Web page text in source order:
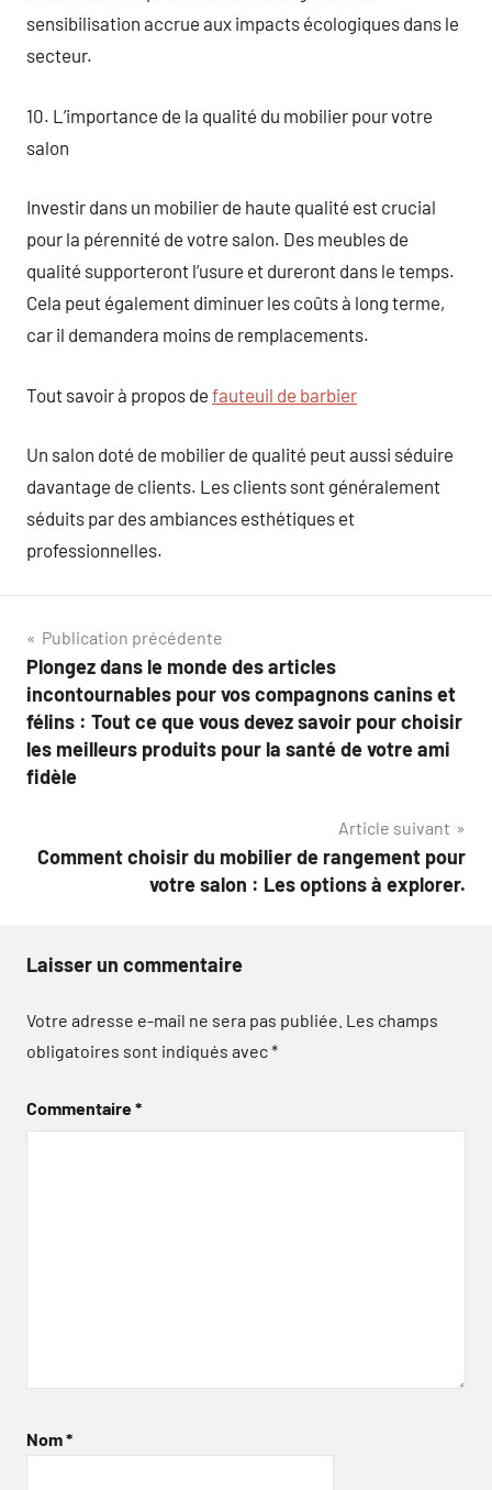
sensibilisation accrue aux impacts écologiques dans le
secteur.
10. L’importance de la qualité du mobilier pour votre
salon
Investir dans un mobilier de haute qualité est crucial
pour la pérennité de votre salon. Des meubles de
qualité supporteront l’usure et dureront dans le temps.
Cela peut également diminuer les coûts à long terme,
car il demandera moins de remplacements.
Tout savoir à propos de fauteuil de barbier
Un salon doté de mobilier de qualité peut aussi séduire
davantage de clients. Les clients sont généralement
séduits par des ambiances esthétiques et
professionnelles.
Navigation
de
l’article
Publication précédente
Plongez dans le monde des articles
incontournables pour vos compagnons canins et
félins : Tout ce que vous devez savoir pour choisir
les meilleurs produits pour la santé de votre ami
fidèle
Article suivant
Comment choisir du mobilier de rangement pour
votre salon : Les options à explorer.
Laisser un commentaire
Votre adresse e-mail ne sera pas publiée. Les champs
obligatoires sont indiqués avec*
Commentaire*
Nom*